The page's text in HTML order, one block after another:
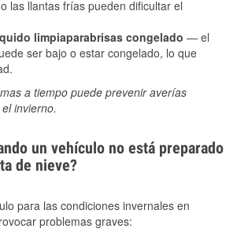
las llantas frías pueden dificultar el
limpiaparabrisas congelado — el
ser bajo o estar congelado, lo que
a tiempo puede prevenir averías
invierno.
un vehículo no está preparado
de nieve?
para las condiciones invernales en
problemas graves: